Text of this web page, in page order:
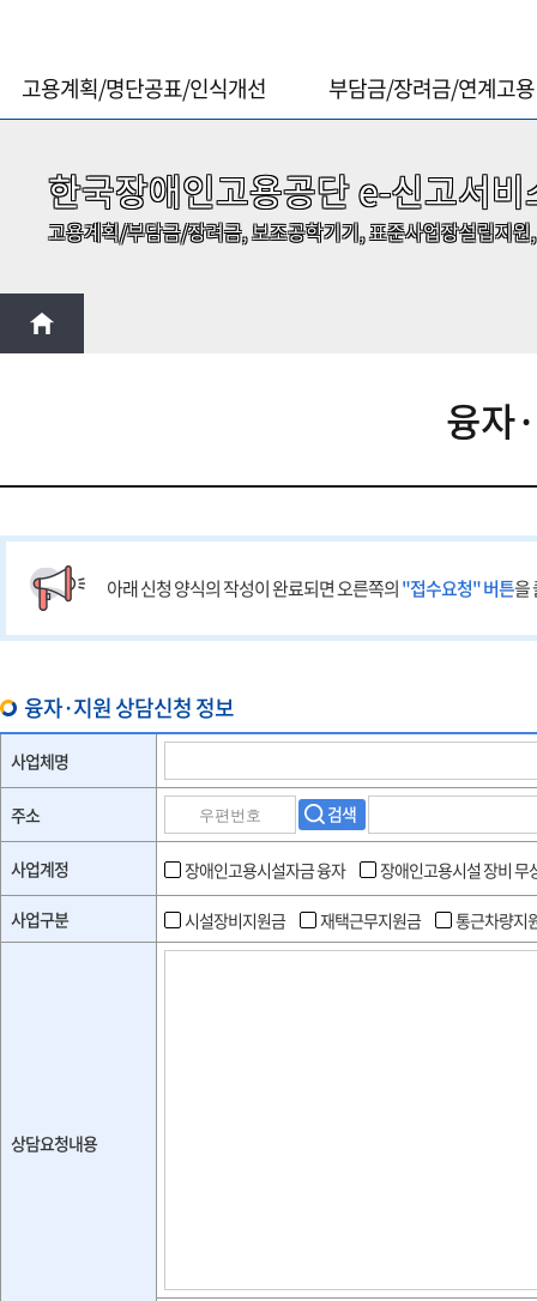
고용계획/명단공표/인식개선 부담금/장려금/연계고용
한국장애인고용공단 e-신고서비
고용계획/부담금/장려금, 보조공학기기, 표준사업장설립지
융자
아래 신청 양식의 작성이 완료되면 오른쪽의"접수요청" 버튼을
융자·지원 상담신청 정보
사업체 정보
사업체명
주소 검색
사업계정 장애인고용시설자금 융자 장애인고용시설 장비 무
사업구분 시설장비지원금 재택근무지원금 통근차량지
상담요청내용